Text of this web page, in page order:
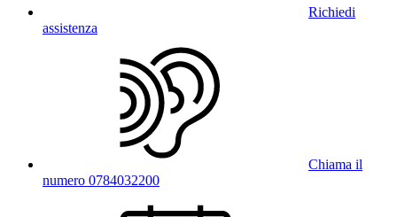
Richiedi
assistenza
Chiama il
numero 0784032200